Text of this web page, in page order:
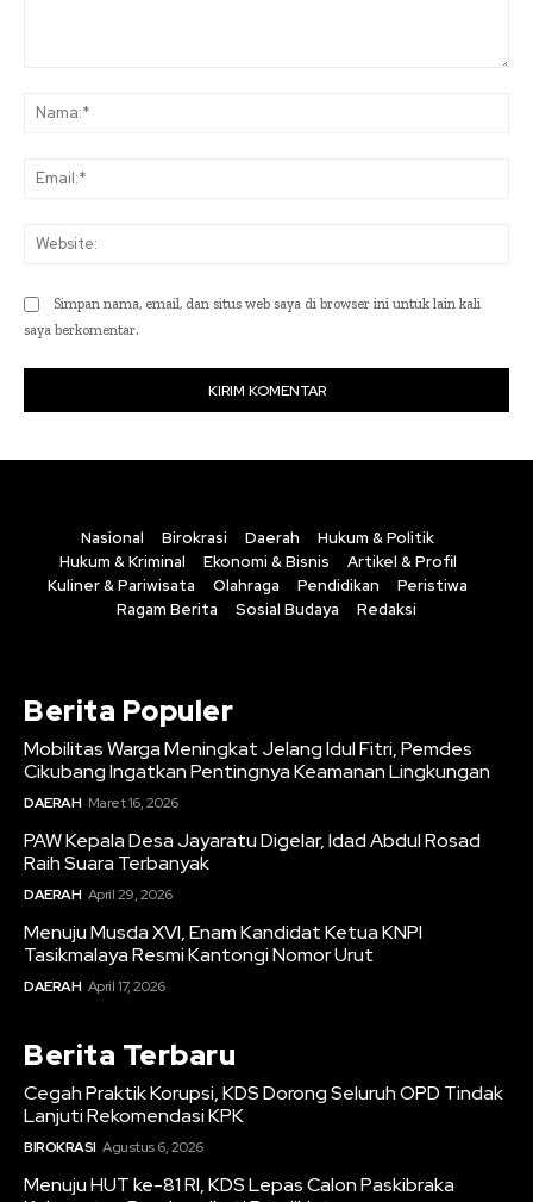
Simpan nama, email, dan situs web saya di browser ini untuk lain kali
saya berkomentar.
Nasional Birokrasi Daerah
Hukum & Politik
Hukum & Kriminal
Ekonomi & Bisnis
Artikel & Profil
Kuliner & Pariwisata
Olahraga Pendidikan
Peristiwa
Ragam Berita
Sosial Budaya Redaksi
Berita Populer
Mobilitas Warga Meningkat Jelang Idul Fitri, Pemdes
Cikubang Ingatkan Pentingnya Keamanan Lingkungan
DAERAH Maret 16, 2026
PAW Kepala Desa Jayaratu Digelar, Idad Abdul Rosad
Raih Suara Terbanyak
DAERAH April 29, 2026
Menuju Musda XVI, Enam Kandidat Ketua KNPI
Tasikmalaya Resmi Kantongi Nomor Urut
DAERAH April 17, 2026
Berita Terbaru
Cegah Praktik Korupsi, KDS Dorong Seluruh OPD Tindak
Lanjuti Rekomendasi KPK
BIROKRASI Agustus 6, 2026
Menuju HUT ke-81 RI, KDS Lepas Calon Paskibraka